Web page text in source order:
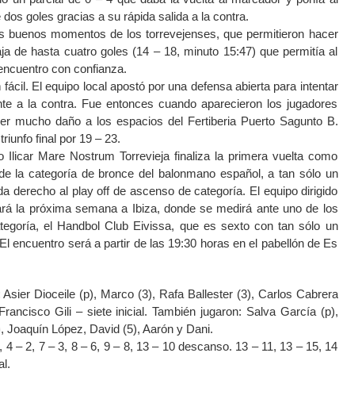
goles gracias a su rápida salida a la contra.
buenos momentos de los torrevejenses, que permitieron hacer
de hasta cuatro goles (14 – 18, minuto 15:47) que permitía al
con confianza.
El equipo local apostó por una defensa abierta para intentar
a la contra. Fue entonces cuando aparecieron los jugadores
mucho daño a los espacios del Fertiberia Puerto Sagunto B.
final por 19 – 23.
Ilicar Mare Nostrum Torrevieja finaliza la primera vuelta como
la categoría de bronce del balonmano español, a tan sólo un
derecho al play off de ascenso de categoría. El equipo dirigido
la próxima semana a Ibiza, donde se medirá ante uno de los
el Handbol Club Eivissa, que es sexto con tan sólo un
encuentro será a partir de las 19:30 horas en el pabellón de Es
Dioceile (p), Marco (3), Rafa Ballester (3), Carlos Cabrera
Gili – siete inicial. También jugaron: Salva García (p),
López, David (5), Aarón y Dani.
– 2, 7 – 3, 8 – 6, 9 – 8, 13 – 10 descanso. 13 – 11, 13 – 15, 14